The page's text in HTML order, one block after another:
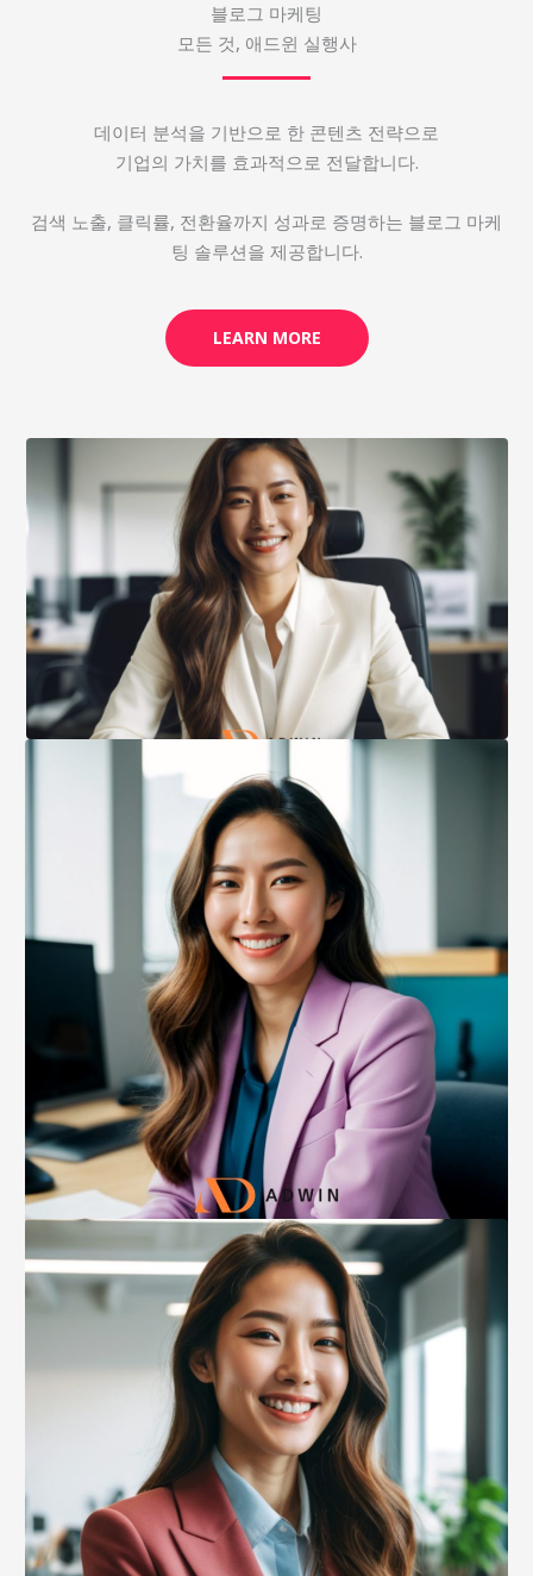
블로그 마케팅
모든 것, 애드윈 실행사
데이터 분석을 기반으로 한 콘텐츠 전략으로
기업의 가치를 효과적으로 전달합니다.
검색 노출, 클릭률, 전환율까지 성과로 증명하는 블로그 마케
팅 솔루션을 제공합니다.
LEARN MORE